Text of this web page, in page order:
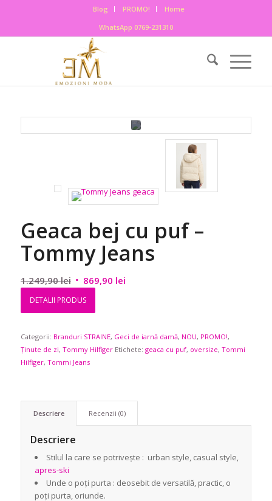
Blog PROMO!
Home
WhatsApp 0769-231310
Geaca bej cu puf –
Tommy Jeans
1.249,90lei Prețul
inițial
1.249,90 lei.
869,90 leiPrețul
DETALII PRODUS
Categorii: Branduri STRAINE, Geci de iarnă damă, NOU, PROMO!,
Ținute de zi, Tommy Hilfiger Etichete: geaca cu puf, oversize, Tommi
Hilfiger, Tommi Jeans
Descriere Recenzii (0)
Descriere
Stilul la care se potrivește : urban style, casual style,
apres-ski
Unde o poți purta : deosebit de versatilă, practic, o
poți purta, oriunde.